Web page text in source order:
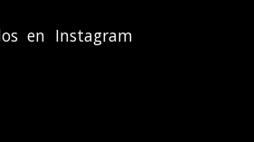
en Instagram